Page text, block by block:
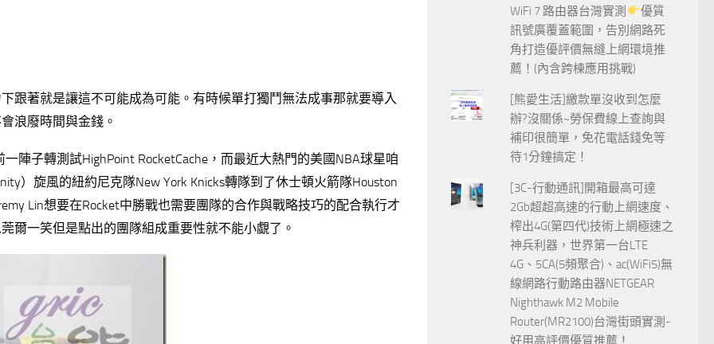
跟著就是讓這不可能成為可能。有時候單打獨鬥無法成事那就要導入
浪廢時間與金錢。
陣子轉測試HighPoint RocketCache，而最近大熱門的美國NBA球星咱
）旋風的紐約尼克隊New York Knicks轉隊到了休士頓火箭隊Houston
Lin想要在Rocket中勝戰也需要團隊的合作與戰略技巧的配合執行才
爾一笑但是點出的團隊組成重要性就不能小覷了。
WiFi 7 路由器台灣實測
優質
訊號廣覆蓋範圍，告別網路死
角打造優評價無縫上網環境推
薦！(內含跨棟應用挑戰)
[熊愛生活]繳款單沒收到怎麼
辦?沒關係~勞保費線上查詢與
補印很簡單，免花電話錢免等
待1分鐘搞定！
[3C-行動通訊]開箱最高可達
2Gb超超高速的行動上網速度、
榨出4G(第四代)技術上網極速之
神兵利器，世界第一台LTE
4G、5CA(5頻聚合)、ac(WiFi5)無
線網路行動路由器NETGEAR
Nighthawk M2 Mobile
Router(MR2100)台灣街頭實測-
好用高評價優質推薦！